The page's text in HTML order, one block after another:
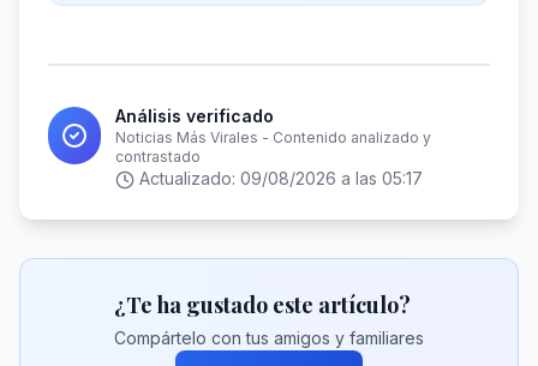
Análisis verificado
Noticias Más Virales - Contenido analizado y
contrastado
Actualizado: 09/08/2026 a las 05:17
¿Te ha gustado este artículo?
Compártelo con tus amigos y familiares